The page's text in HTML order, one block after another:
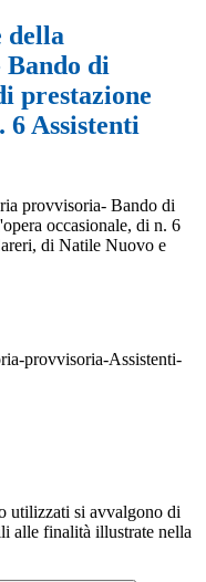
della
di
prestazione
6 Assistenti
provvisoria- Bando di
occasionale, di n. 6
di Natile Nuovo e
provvisoria-Assistenti-
utilizzati si avvalgono di
alle finalità illustrate nella